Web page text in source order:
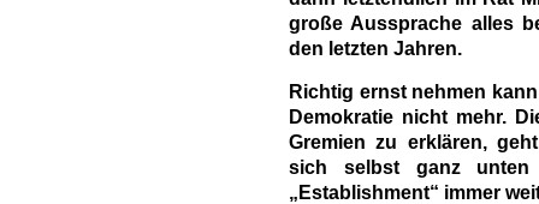
große Aussprache alles
den letzten Jahren.
Richtig ernst nehmen
Demokratie nicht mehr.
Gremien zu erklären,
sich selbst ganz
„Establishment“ immer